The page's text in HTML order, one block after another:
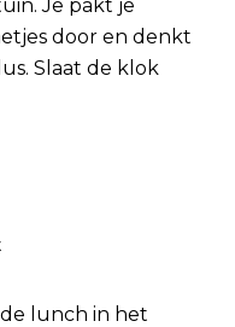
Je pakt je
door en denkt
Slaat de klok
lunch in het